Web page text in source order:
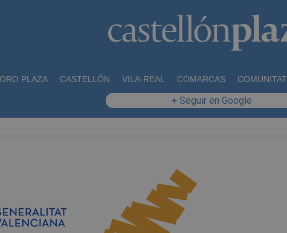
PLAZA CASTELLÓN VILA-REAL COMARCAS COMUNITAT
+ Seguir en Google